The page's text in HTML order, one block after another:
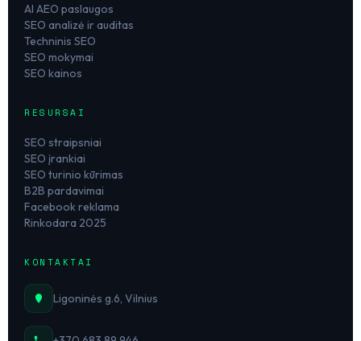
AI AEO paslaugos
SEO analizė ir auditas
Techninis SEO
SEO mokymai
SEO kainos
RESURSAI
SEO straipsniai
SEO įrankiai
SEO turinio kūrimas
B2B pardavimai
Facebook reklama
Rinkodara 2025
KONTAKTAI
Ligoninės g.6, Vilnius